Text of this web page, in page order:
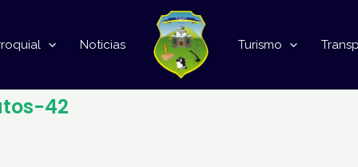
Noticias Turismo
42